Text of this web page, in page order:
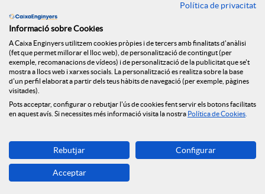
r
a
X
a
r
c
i
o
n
a
l
a
d
Política de cookies
Avís legal
Seguretat Online
Canal denúncies
Descarrega-la ara
Banca MOBILE
© Caixa Enginyers 2026
Política de privacitat
Informació sobre Cookies
A Caixa Enginyers utilitzem cookies pròpies i de tercers amb finalitats d'anàlisi
(fet que permet millorar el lloc web), de personalització de contingut (per
exemple, recomanacions de vídeos) i de personalització de la publicitat que se't
mostra a llocs web i xarxes socials. La personalització es realitza sobre la base
d'un perfil elaborat a partir dels teus hàbits de navegació (per exemple, pàgines
visitades).
Pots acceptar, configurar o rebutjar l'ús de cookies fent servir els botons facilitats
en aquest avís. Si necessites més informació visita la nostra Política de Cookies
Rebutjar Configurar
Acceptar